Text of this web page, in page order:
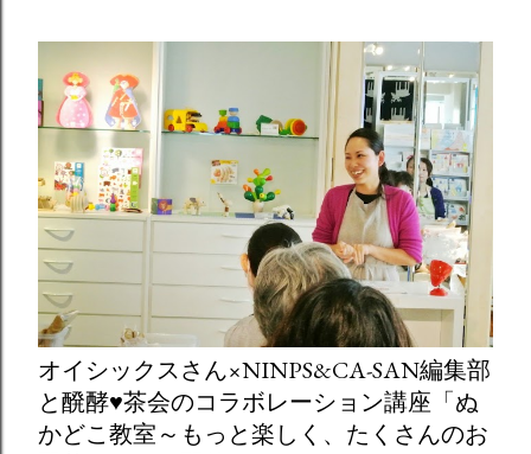
オイシックスさん×NINPS&CA-SAN編集部
と醗酵♥茶会のコラボレーション講座「ぬ
かどこ教室～もっと楽しく、たくさんのお